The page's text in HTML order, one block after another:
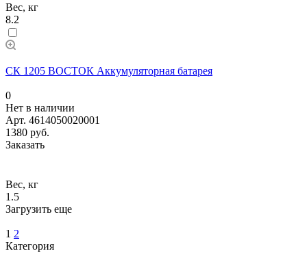
Вес, кг
8.2
СК 1205 ВОСТОК Аккумуляторная батарея
0
Нет в наличии
Арт. 4614050020001
1380 руб.
Заказать
Вес, кг
1.5
Загрузить еще
1 2
Категория